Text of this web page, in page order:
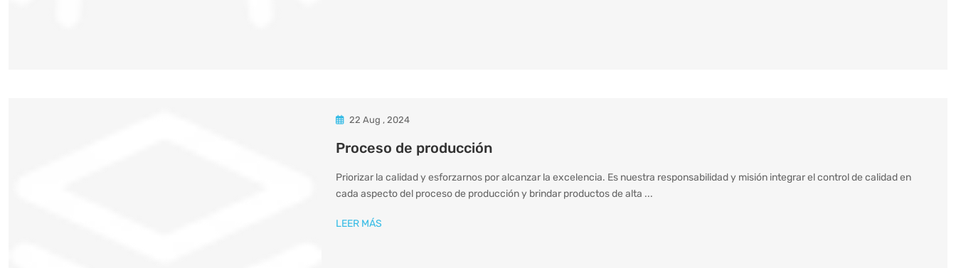
22 Aug , 2024
Proceso de producción
Priorizar la calidad y esforzarnos por alcanzar la excelencia. Es nuestra responsabilidad y misión integrar el control de calidad en
cada aspecto del proceso de producción y brindar productos de alta ...
LEER MÁS